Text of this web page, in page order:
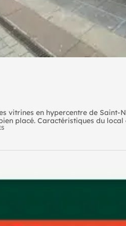
vitrines en hypercentre de
placé. Caractéristiques du local
sont disponibles sur le site